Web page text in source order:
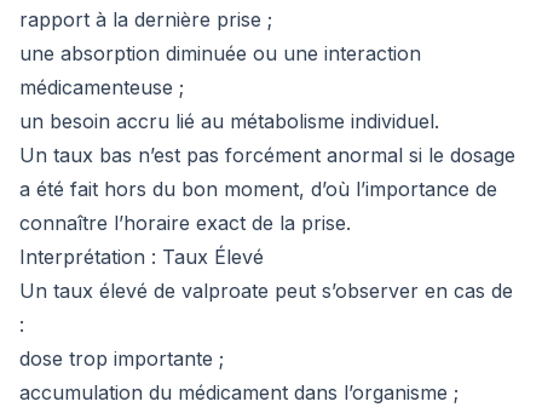
rapport à la dernière prise ;
une absorption diminuée ou une interaction
médicamenteuse ;
un besoin accru lié au métabolisme individuel.
Un taux bas n’est pas forcément anormal si le dosage
a été fait hors du bon moment, d’où l’importance de
connaître l’horaire exact de la prise.
Interprétation : Taux Élevé
Un taux élevé de valproate peut s’observer en cas de
:
dose trop importante ;
accumulation du médicament dans l’organisme ;